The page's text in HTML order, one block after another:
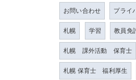
お問い合わせ プライ
札幌 学習 教員免
札幌 課外活動 保育士
札幌 保育士 福利厚生